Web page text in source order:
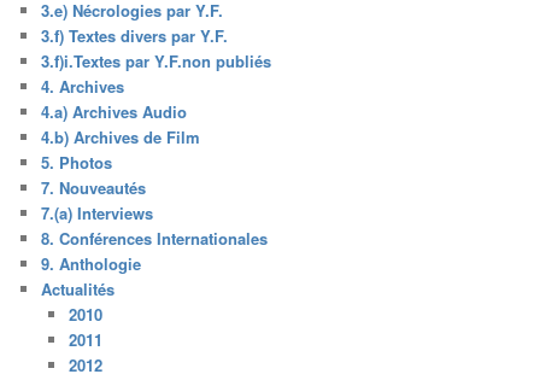
3.e) Nécrologies par Y.F.
3.f) Textes divers par Y.F.
3.f)i.Textes par Y.F.non publiés
4. Archives
4.a) Archives Audio
4.b) Archives de Film
5. Photos
7. Nouveautés
7.(a) Interviews
8. Conférences Internationales
9. Anthologie
Actualités
2010
2011
2012